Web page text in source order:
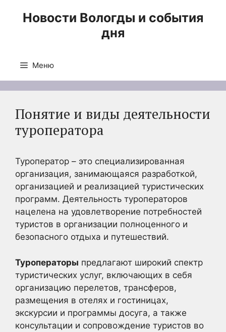
Новости Вологды и события
дня
Меню
Понятие и виды деятельности
туроператора
Туроператор – это специализированная
организация, занимающаяся разработкой,
организацией и реализацией туристических
программ. Деятельность туроператоров
нацелена на удовлетворение потребностей
туристов в организации полноценного и
безопасного отдыха и путешествий.
Туроператоры предлагают широкий спектр
туристических услуг, включающих в себя
организацию перелетов, трансферов,
размещения в отелях и гостиницах,
экскурсии и программы досуга, а также
консультации и сопровождение туристов во